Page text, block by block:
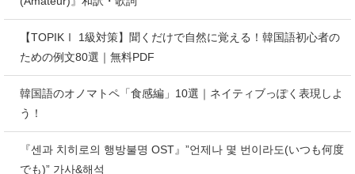
【TOPIKⅠ 1級対策】聞くだけで自然に覚える！韓国語初心者の
ための例文80選｜無料PDF
韓国語のオノマトペ「食感編」10選｜ネイティブっぽく表現しよ
う！
『센과 치히로의 행방불명 OST』”언제나 몇 번이라도(いつも何度
でも)” 가사&해석